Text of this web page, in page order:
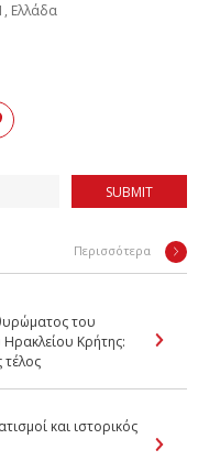
Ελλάδα
SUBMIT
Περισσότερα
του
Κρήτης:
τέλος
και ιστορικός